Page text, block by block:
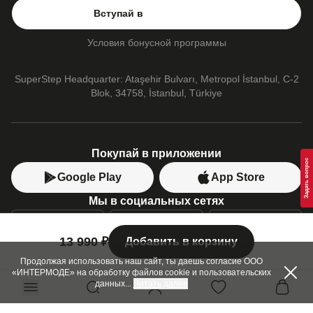
Продолжая использовать наш сайт, ты даешь согласие ООО
«ИНТЕРМОДЕ» на обработку файлов cookie и пользовательских
данных...
13 990 ₽ Добавить в корзину
Adidas
Vans
Только оригинал
Наши магазины
Вступай в
Условия бонусной программы
SuperStep Headquarter: Ataşehir Bulvarı, Metropol İstanbul, C-2
Blok, 34758, İstanbul, Türkiye
Покупай в приложении
Google Play
App Store
Мы в социальных сетях
Позвони нам
+7 (499) 350-55-33
C 10:00 до 19:00
SuperStep-бот